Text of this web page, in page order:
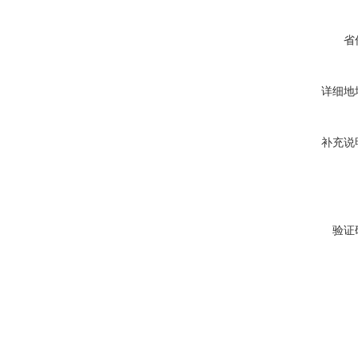
省
详细地
补充说
验证